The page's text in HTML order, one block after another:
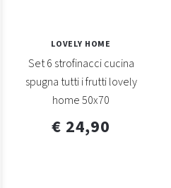
LOVELY HOME
Set 6 strofinacci cucina
spugna tutti i frutti lovely
home 50x70
€ 24,90